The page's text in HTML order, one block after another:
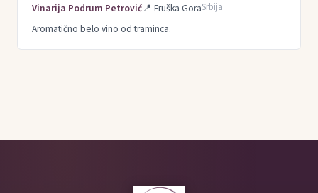
Vinarija Podrum Petrović📍 Fruška GoraSrbija
Aromatično belo vino od traminca.